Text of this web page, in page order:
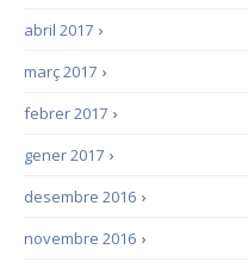
›
abril 2017
›
març 2017
›
febrer 2017
›
gener 2017
›
desembre 2016
›
novembre 2016